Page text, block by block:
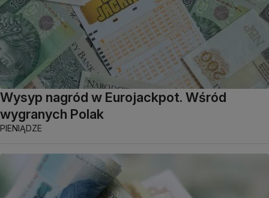
Wysyp nagród w Eurojackpot. Wśród
wygranych Polak
PIENIĄDZE